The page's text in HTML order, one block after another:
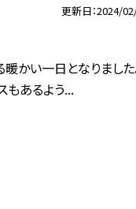
更新日 2024/
かい一日となりました
もあるよう...